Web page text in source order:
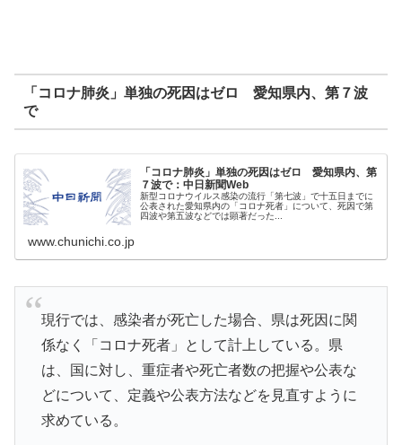
「コロナ肺炎」単独の死因はゼロ 愛知県内、第７波
で
「コロナ肺炎」単独の死因はゼロ 愛知県内、第
７波で：中日新聞Web
新型コロナウイルス感染の流行「第七波」で十五日までに
公表された愛知県内の「コロナ死者」について、死因で第
四波や第五波などでは顕著だった...
www.chunichi.co.jp
現行では、感染者が死亡した場合、県は死因に関
係なく「コロナ死者」として計上している。県
は、国に対し、重症者や死亡者数の把握や公表な
どについて、定義や公表方法などを見直すように
求めている。